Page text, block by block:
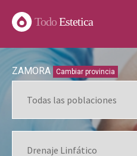
TodoEstetica
ZAMORA Cambiar provincia